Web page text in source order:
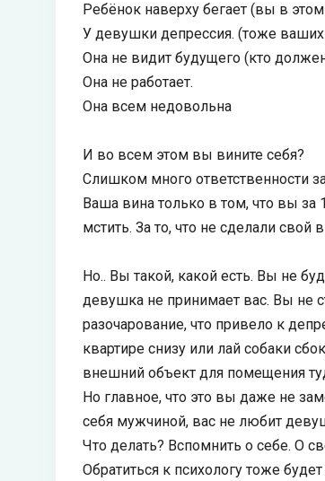
Ребёнок наверху бегает (вы в
У девушки депрессия. (тоже
Она не видит будущего (кто
Она не работает.
Она всем недовольна
И во всем этом вы вините себя?
Слишком много ответственности
Ваша вина только в том, что вы
мстить. За то, что не сделали свой
Но.. Вы такой, какой есть. Вы не
девушка не принимает вас. Вы не
разочарование, что привело к
квартире снизу или лай собаки
внешний объект для помещения
Но главное, что это вы даже не
себя мужчиной, вас не любит
Что делать? Вспомнить о себе. О
Обратиться к психологу тоже